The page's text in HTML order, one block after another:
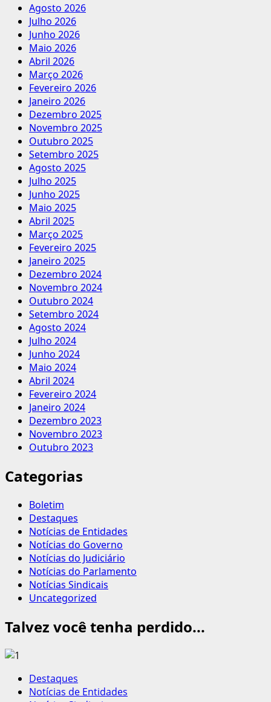
Agosto 2026
Julho 2026
Junho 2026
Maio 2026
Abril 2026
Março 2026
Fevereiro 2026
Janeiro 2026
Dezembro 2025
Novembro 2025
Outubro 2025
Setembro 2025
Agosto 2025
Julho 2025
Junho 2025
Maio 2025
Abril 2025
Março 2025
Fevereiro 2025
Janeiro 2025
Dezembro 2024
Novembro 2024
Outubro 2024
Setembro 2024
Agosto 2024
Julho 2024
Junho 2024
Maio 2024
Abril 2024
Fevereiro 2024
Janeiro 2024
Dezembro 2023
Novembro 2023
Outubro 2023
Categorias
Boletim
Destaques
Notícias de Entidades
Notícias do Governo
Notícias do Judiciário
Notícias do Parlamento
Notícias Sindicais
Uncategorized
Talvez você tenha perdido...
Destaques
Notícias de Entidades